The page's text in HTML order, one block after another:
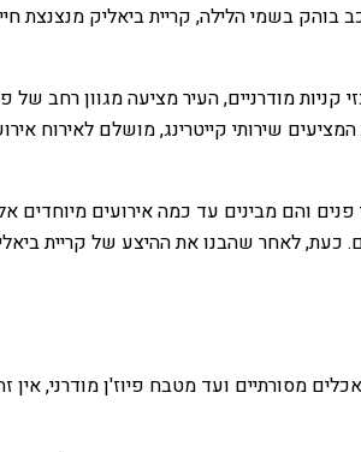
בוהק בשמי הלילה, קריית ביאליק מנצנצת
מודרניים, העיר מציעה מגוון רחב של
שירותי קייטרינג, מושלם לאירוח
והם מבינים עד כמה אירועים מיוחדים
כעת, לאחר שהבנו את ההיצע של קריית
מסורתיים ועד מטבח פיוז'ן מודרני, אין